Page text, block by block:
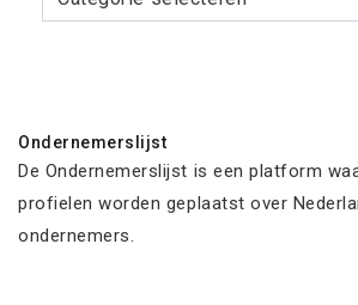
Ondernemerslijst
De Ondernemerslijst is een platform
profielen worden geplaatst over
ondernemers.